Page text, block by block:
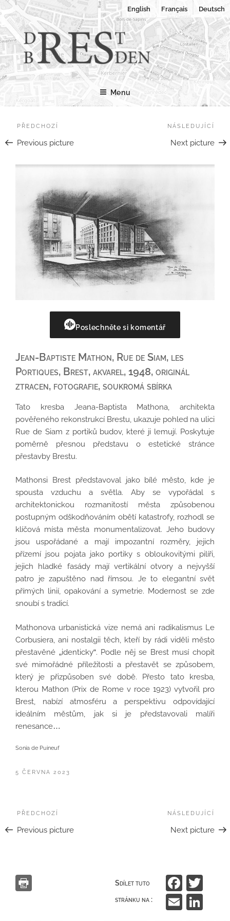
Přejít
k
obsahu
webu
English Français Deutsch
RES URBANAE
Pohledy na města v rekonstrukci
Menu
Navigace
příspěvek
NÁSLEDUJÍCÍ
Next picture
Předchozí
PŘEDCHOZÍ
Previous picture
Poslechněte si komentář
Jean-Baptiste Mathon, Rue de Siam, les
Portiques, Brest, akvarel, 1948, originál
ztracen, fotografie, soukromá sbírka
Tato kresba Jeana-Baptista Mathona, architekta
pověřeného rekonstrukcí Brestu, ukazuje pohled na ulici
Rue de Siam z portiků budov, které ji lemují. Poskytuje
poměrně přesnou představu o estetické stránce
přestavby Brestu.
Mathonsi Brest představoval jako bílé město, kde je
spousta vzduchu a světla. Aby se vypořádal s
architektonickou rozmanitostí města způsobenou
postupným odškodňováním obětí katastrofy, rozhodl se
klíčová místa města monumentalizovat. Jeho budovy
jsou uspořádané a mají impozantní rozměry, jejich
přízemí jsou pojata jako portiky s obloukovitými pilíři,
jejich hladké fasády mají vertikální otvory a nejvyšší
patro je zapuštěno nad římsou. Je to elegantní svět
přímých linií, opakování a symetrie. Modernost se zde
snoubí s tradicí.
Mathonova urbanistická vize nemá ani radikalismus Le
Corbusiera, ani nostalgii těch, kteří by rádi viděli město
přestavěné „identicky“. Podle něj se Brest musí chopit
své mimořádné příležitosti a přestavět se způsobem,
který je přizpůsoben své době. Přesto tato kresba,
kterou Mathon (Prix de Rome v roce 1923) vytvořil pro
Brest, nabízí atmosféru a perspektivu odpovídající
ideálním městům, jak si je představovali malíři
renesance…
Sonia de Puineuf
PUBLIKOVÁNO
5 ČERVNA 2023
Navigace
příspěvek
NÁSLEDUJÍCÍ
Next picture
Předchozí
PŘEDCHOZÍ
Previous picture
Sdílet tuto
stránku na :
F
a
c
w
itt
E